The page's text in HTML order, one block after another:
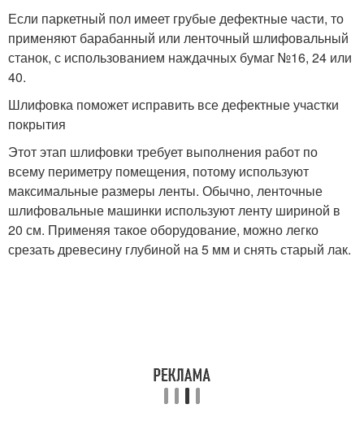
Если паркетный пол имеет грубые дефектные части, то
применяют барабанный или ленточный шлифовальный
станок, с использованием наждачных бумаг №16, 24 или
40.
Шлифовка поможет исправить все дефектные участки
покрытия
Этот этап шлифовки требует выполнения работ по
всему периметру помещения, потому используют
максимальные размеры ленты. Обычно, ленточные
шлифовальные машинки используют ленту шириной в
20 см. Применяя такое оборудование, можно легко
срезать древесину глубиной на 5 мм и снять старый лак.